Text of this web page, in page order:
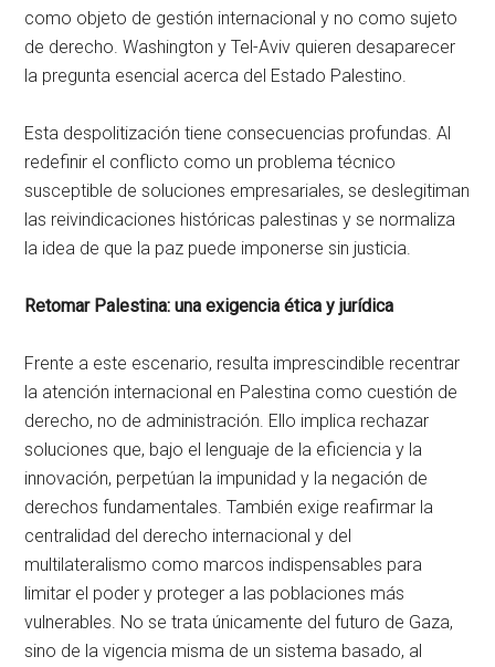
como objeto de gestión internacional y no como sujeto
de derecho. Washington y Tel-Aviv quieren desaparecer
la pregunta esencial acerca del Estado Palestino.
Esta despolitización tiene consecuencias profundas. Al
redefinir el conflicto como un problema técnico
susceptible de soluciones empresariales, se deslegitiman
las reivindicaciones históricas palestinas y se normaliza
la idea de que la paz puede imponerse sin justicia.
Retomar Palestina: una exigencia ética y jurídica
Frente a este escenario, resulta imprescindible recentrar
la atención internacional en Palestina como cuestión de
derecho, no de administración. Ello implica rechazar
soluciones que, bajo el lenguaje de la eficiencia y la
innovación, perpetúan la impunidad y la negación de
derechos fundamentales. También exige reafirmar la
centralidad del derecho internacional y del
multilateralismo como marcos indispensables para
limitar el poder y proteger a las poblaciones más
vulnerables. No se trata únicamente del futuro de Gaza,
sino de la vigencia misma de un sistema basado, al